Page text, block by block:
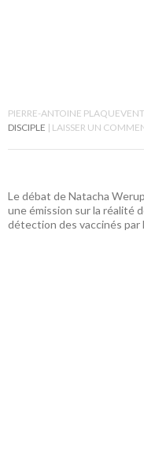
PIERRE-ANTOINE
DISCIPLE
LAISSER UN
Le débat de Natacha
une émission sur la réalité
détection des vaccinés par